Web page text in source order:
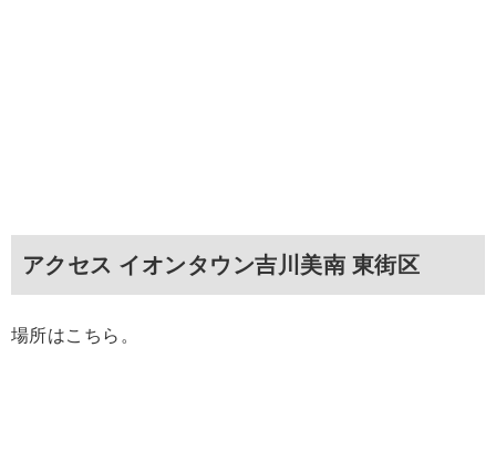
アクセス イオンタウン吉川美南 東街区
場所はこちら。